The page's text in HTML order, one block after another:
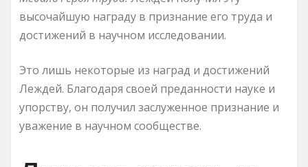
высочайшую награду в признание его труда и
достижений в научном исследовании.
Это лишь некоторые из наград и достижений
Леждей. Благодаря своей преданности науке и
упорству, он получил заслуженное признание и
уважение в научном сообществе.